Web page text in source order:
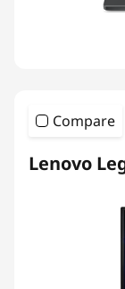
Compare
Lenovo